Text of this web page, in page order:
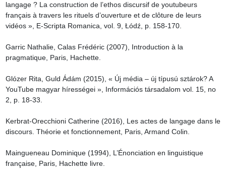
langage ? La construction de l’ethos discursif de youtubeurs
français à travers les rituels d’ouverture et de clôture de leurs
vidéos », E-Scripta Romanica, vol. 9, Łódź, p. 158-170.
Garric Nathalie, Calas Frédéric (2007), Introduction à la
pragmatique, Paris, Hachette.
Glózer Rita, Guld Ádám (2015), « Új média – új típusú sztárok? A
YouTube magyar hírességei », Információs társadalom vol. 15, no
2, p. 18-33.
Kerbrat-Orecchioni Catherine (2016), Les actes de langage dans le
discours. Théorie et fonctionnement, Paris, Armand Colin.
Maingueneau Dominique (1994), L’Énonciation en linguistique
française, Paris, Hachette livre.